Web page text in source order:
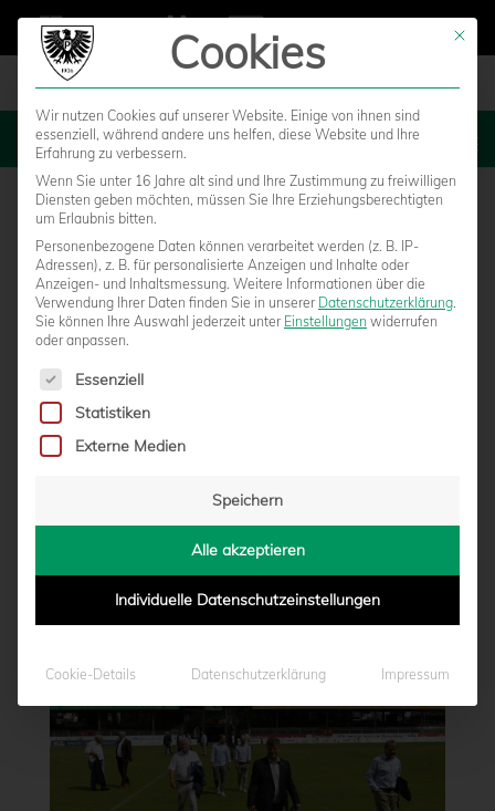
MENU
Jahreshauptversammlung 2021
Mit
Cookies
Wir nutzen Cookies auf unserer Website. Einige von ihnen sind
essenziell, während andere uns helfen, diese Website und Ihre
Erfahrung zu verbessern.
Wenn Sie unter 16 Jahre alt sind und Ihre Zustimmung zu freiwilligen
Diensten geben möchten, müssen Sie Ihre Erziehungsberechtigten
um Erlaubnis bitten.
Personenbezogene Daten können verarbeitet werden (z. B. IP-
Adressen), z. B. für personalisierte Anzeigen und Inhalte oder
Anzeigen- und Inhaltsmessung. Weitere Informationen über die
Verwendung Ihrer Daten finden Sie in unserer Datenschutzerklärung.
Sie können Ihre Auswahl jederzeit unter Einstellungen widerrufen
oder anpassen.
Es folgt eine Liste der Service-Gruppen, für die eine
Essenziell
Statistiken
Externe Medien
Speichern
Alle akzeptieren
Individuelle Datenschutzeinstellungen
Cookie-Details Datenschutzerklärung Impressum